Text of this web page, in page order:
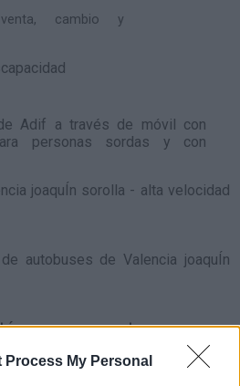
Process My Personal
venta, cambio y
Adif a través de móvil con
personas sordas y con
joaquÍn sorolla - alta velocidad
por carretera:
coche a Benetússer desde